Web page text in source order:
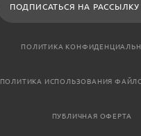
ПОДПИСАТЬСЯ НА РАССЫЛКУ
ПОЛИТИКА
ПОЛИТИКА ИСПОЛЬЗОВАНИЯ
ПУБЛИЧНАЯ ОФЕРТА